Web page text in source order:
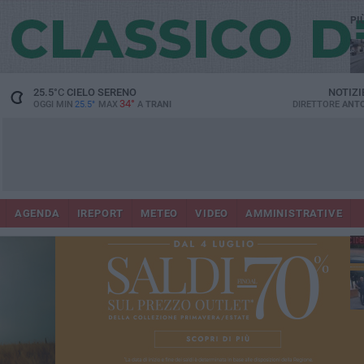
25.5°CCIELO SERENO
OGGI MIN 25.5° MAX 34° A TRANI DIRETTORE
AGENDA IREPORT METEO VIDEO AMMINISTRATIVE